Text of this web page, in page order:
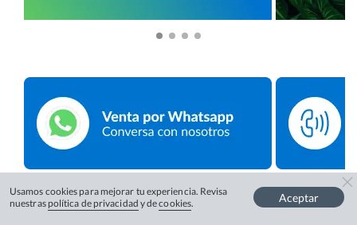
Usamos cookies para mejorar tu experiencia. Revisa
nuestras política de privacidad y decookies. Aceptar